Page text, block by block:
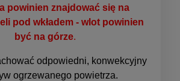
powinien znajdować się na
pod wkładem - wlot powinien
być na górze.
odpowiedni, konwekcyjny
ogrzewanego powietrza.